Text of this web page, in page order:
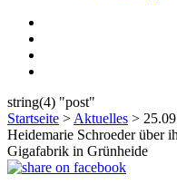
string(4) "post"
Startseite > Aktuelles >
Heidemarie Schroeder über
Gigafabrik in Grünheide